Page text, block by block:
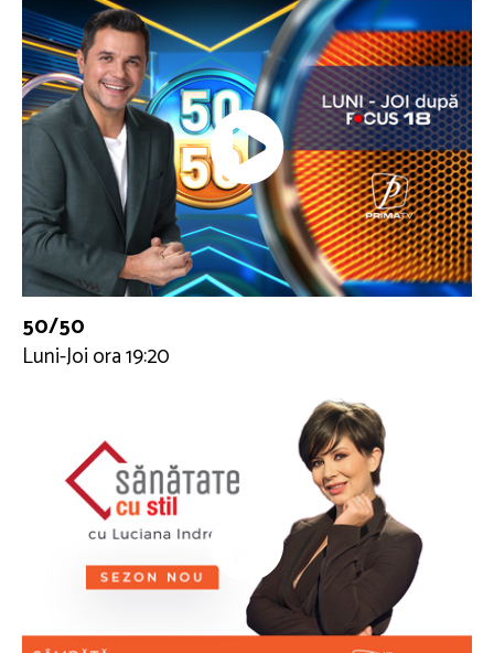
50/50
Luni-Joi ora 19:20